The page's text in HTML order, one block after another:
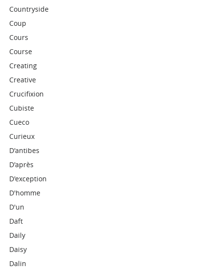
Countryside
Coup
Cours
Course
Creating
Creative
Crucifixion
Cubiste
Cueco
Curieux
D'antibes
D'après
D'exception
D'homme
D'un
Daft
Daily
Daisy
Dalin